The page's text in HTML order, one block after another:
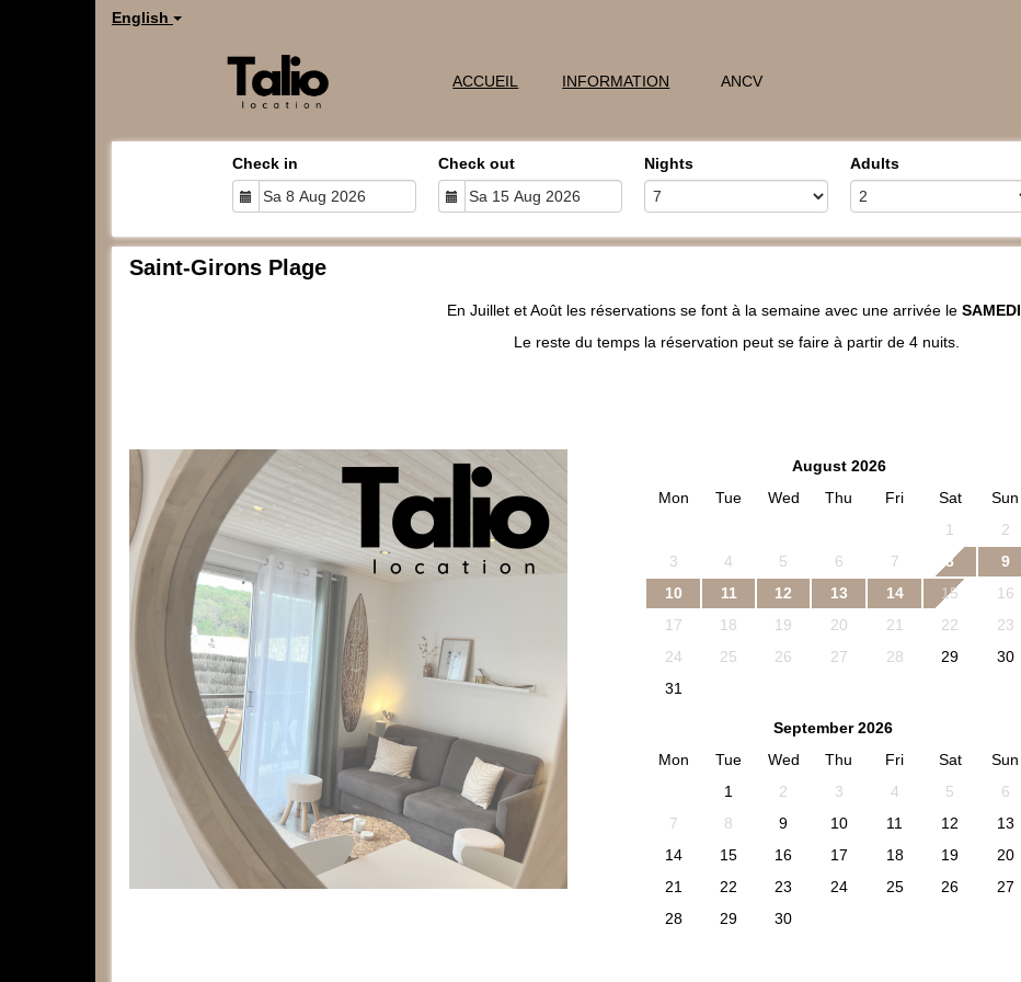
English
ACCUEIL INFORMATION ANCV
Check in Check out Nights Adults
Saint-Girons Plage
En Juillet et Août les réservations se font à la semaine avec une arrivée le SAMEDI
Le reste du temps la réservation peut se faire à partir de 4 nuits.
August 2026
Mon
Tue Wed Thu Fri Sat
Sun
1
2
3
4 5 6 7 8
9
10
11 12 13 14 15
16
17
18 19 20 21 22
23
24
25 26 27 28 29
30
31
September 2026
Mon
Tue Wed Thu Fri Sat
Sun
1
2 3 4 5
6
7
8 9 10 11 12
13
14
15 16 17 18 19
20
21
22 23 24 25 26
27
28
29 30